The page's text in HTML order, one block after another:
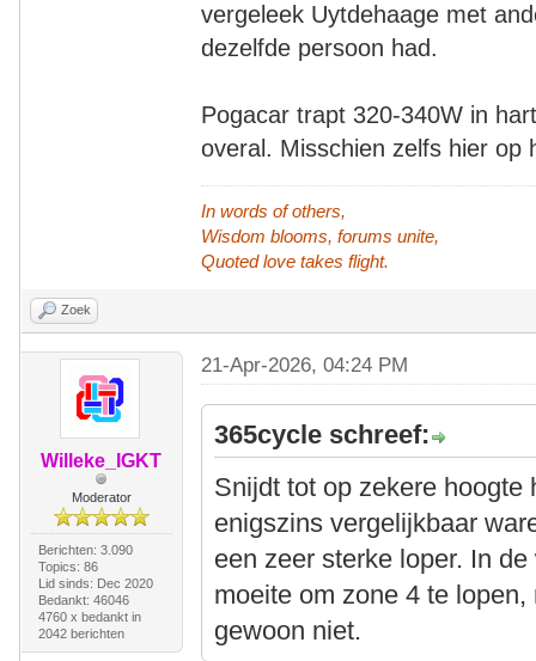
vergeleek Uytdehaage met
dezelfde persoon had.
Pogacar trapt 320-340W in
overal. Misschien zelfs hier
In words of others,
Wisdom blooms, forums unite,
Quoted love takes flight.
Zoek
Willeke_IGKT
Moderator
Berichten: 3.090
Topics: 86
Lid sinds: Dec 2020
Bedankt: 46046
4760 x bedankt in
2042 berichten
21-Apr-2026, 04:24 PM
365cycle schreef:
Snijdt tot op zekere
enigszins vergelijkbaar
een zeer sterke loper. In
moeite om zone 4 te
gewoon niet.